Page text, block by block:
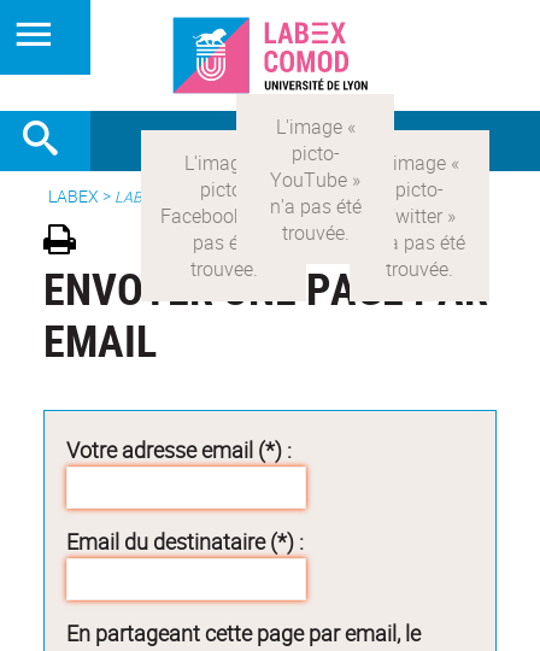
LABEX > LABEX COMOD
ENVOYER UNE PAGE PAR
EMAIL
Votre adresse email (*) :
Email du destinataire (*) :
En partageant cette page par email, le